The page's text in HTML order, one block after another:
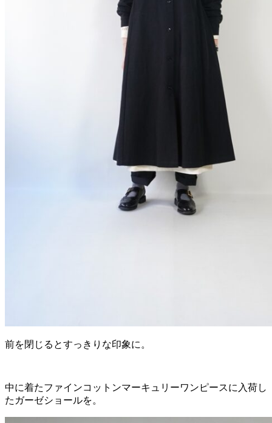
前を閉じるとすっきりな印象に。
中に着たファインコットンマーキュリーワンピースに入荷し
たガーゼショールを。